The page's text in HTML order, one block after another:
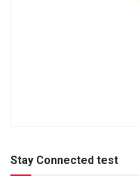
Stay Connected test